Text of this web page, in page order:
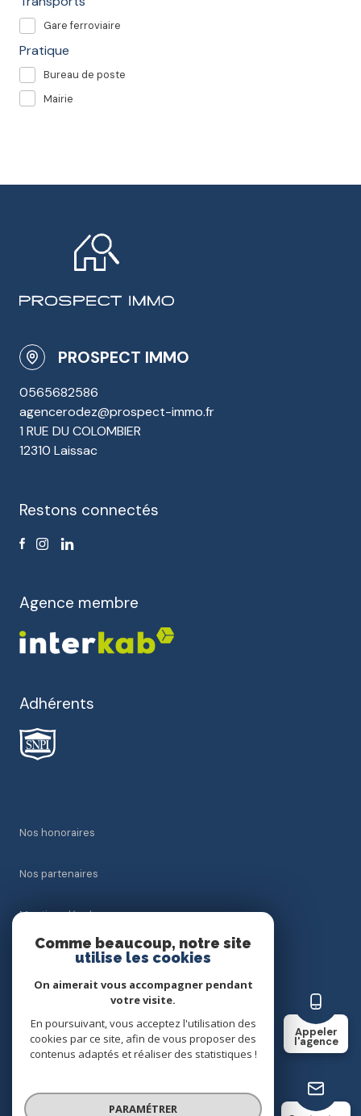
Appeler
l'agence
Gare ferroviaire
Pratique
Bureau de poste
Mairie
PROSPECT IMMO
0565682586
agencerodez@prospect-immo.fr
1 RUE DU COLOMBIER
12310 Laissac
Restons connectés
Agence membre
Adhérents
nos honoraires
nos partenaires
mentions légales
cookies
© 2026 | Tous droits réservés
Comme beaucoup, notre site
utilise les cookies
On aimerait vous accompagner pendant
votre visite.
En poursuivant, vous acceptez l'utilisation des
cookies par ce site, afin de vous proposer des
contenus adaptés et réaliser des statistiques !
PARAMÉTRER